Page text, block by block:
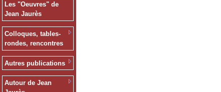
Les "Oeuvres" de
Jean Jaurès
Colloques, tables-
rondes, rencontres
Autres publications
Autour de Jean